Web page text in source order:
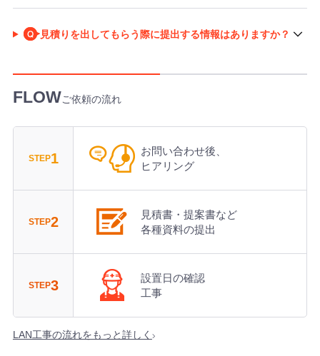
見積りを出してもらう際に提出する情報はありますか？
ご依頼の流れ
STEP1
お問い合わせ後、
ヒアリング
STEP2
見積書・提案書など
各種資料の提出
STEP3
設置日の確認
工事
LAN工事の流れをもっと詳しく